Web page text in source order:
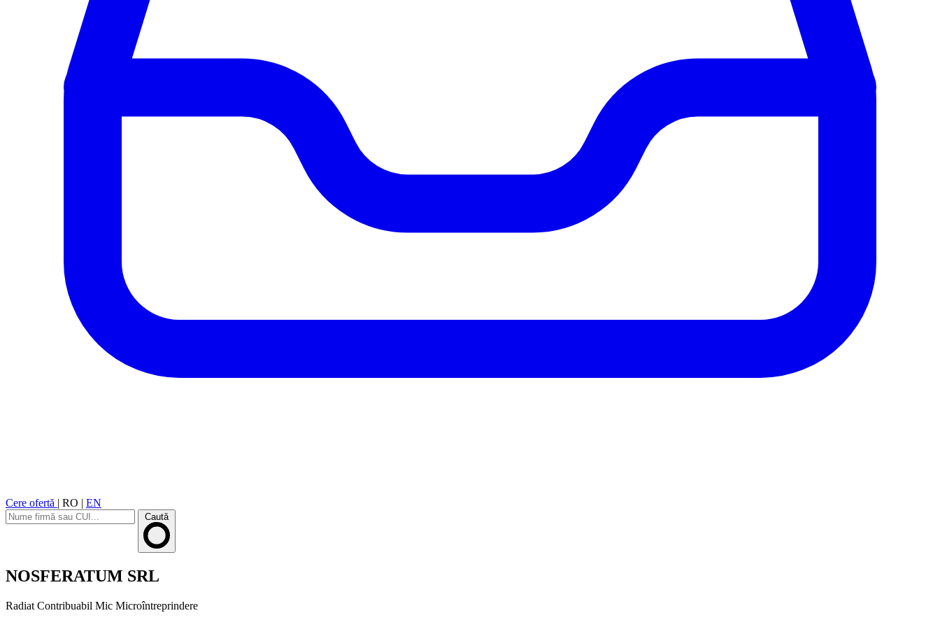
Cere ofertă | RO | EN
Caută
NOSFERATUM SRL
Radiat Contribuabil Mic Microîntreprindere